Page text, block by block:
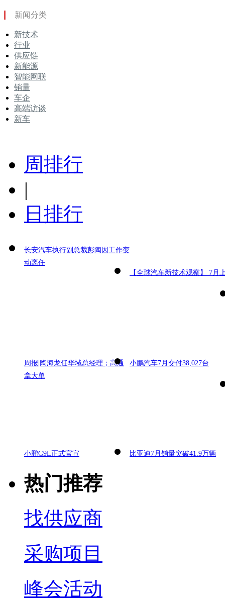
新闻分类
新技术
行业
供应链
新能源
智能网联
销量
车企
高端访谈
新车
周排行
|
日排行
长安汽车执行副总裁彭陶因工作变
动离任
【全球汽车新技术观察】 7月
周报|陶海龙任华域总经理；高通
拿大单
小鹏汽车7月交付38,027台
小鹏G9L正式官宣 比亚迪7月销量突破41.9万辆
热门推荐
找供应商
采购项目
峰会活动